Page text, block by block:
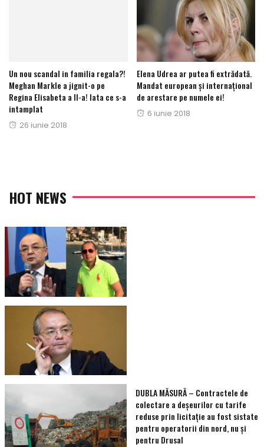
Un nou scandal in familia regala?!
Meghan Markle a jignit-o pe
Regina Elisabeta a II-a! Iata ce s-a
intamplat
Posted
26 iunie 2018
Elena Udrea ar putea fi extrădată.
Mandat european și internațional
de arestare pe numele ei!
Posted
6 iunie 2018
HOT NEWS
DUBLA MĂSURĂ – Contractele de
colectare a deșeurilor cu tarife
reduse prin licitație au fost sistate
pentru operatorii din nord, nu și
pentru Drusal